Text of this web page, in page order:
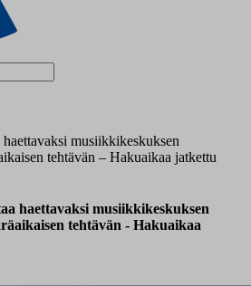
musiikkikeskuksen
tehtävän – Hakuaikaa jatkettu
haettavaksi musiikkikeskuksen
tehtävän - Hakuaikaa